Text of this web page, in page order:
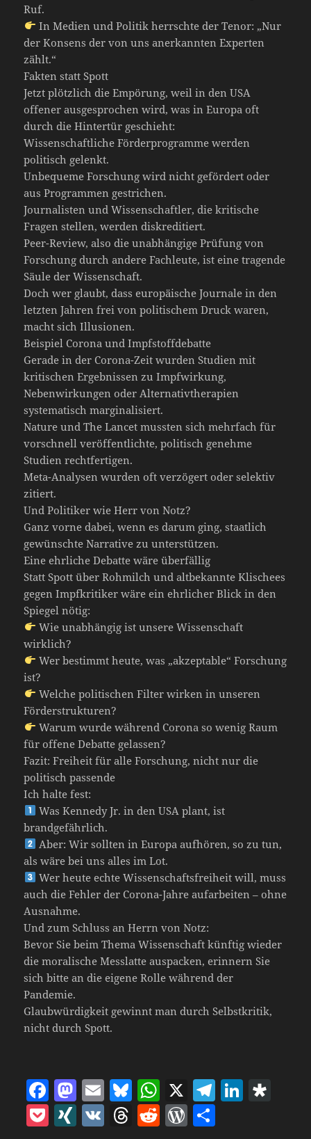
Ruf.
In Medien und Politik herrschte der Tenor: „Nur
der Konsens der von uns anerkannten Experten
zählt.“
Fakten statt Spott
Jetzt plötzlich die Empörung, weil in den USA
offener ausgesprochen wird, was in Europa oft
durch die Hintertür geschieht:
Wissenschaftliche Förderprogramme werden
politisch gelenkt.
Unbequeme Forschung wird nicht gefördert oder
aus Programmen gestrichen.
Journalisten und Wissenschaftler, die kritische
Fragen stellen, werden diskreditiert.
Peer-Review, also die unabhängige Prüfung von
Forschung durch andere Fachleute, ist eine tragende
Säule der Wissenschaft.
Doch wer glaubt, dass europäische Journale in den
letzten Jahren frei von politischem Druck waren,
macht sich Illusionen.
Beispiel Corona und Impfstoffdebatte
Gerade in der Corona-Zeit wurden Studien mit
kritischen Ergebnissen zu Impfwirkung,
Nebenwirkungen oder Alternativtherapien
systematisch marginalisiert.
Nature und The Lancet mussten sich mehrfach für
vorschnell veröffentlichte, politisch genehme
Studien rechtfertigen.
Meta-Analysen wurden oft verzögert oder selektiv
zitiert.
Und Politiker wie Herr von Notz?
Ganz vorne dabei, wenn es darum ging, staatlich
gewünschte Narrative zu unterstützen.
Eine ehrliche Debatte wäre überfällig
Statt Spott über Rohmilch und altbekannte Klischees
gegen Impfkritiker wäre ein ehrlicher Blick in den
Spiegel nötig:
Wie unabhängig ist unsere Wissenschaft
wirklich?
Wer bestimmt heute, was „akzeptable“ Forschung
ist?
Welche politischen Filter wirken in unseren
Förderstrukturen?
Warum wurde während Corona so wenig Raum
für offene Debatte gelassen?
Fazit: Freiheit für alle Forschung, nicht nur die
politisch passende
Ich halte fest:
Was Kennedy Jr. in den USA plant, ist
brandgefährlich.
Aber: Wir sollten in Europa aufhören, so zu tun,
als wäre bei uns alles im Lot.
Wer heute echte Wissenschaftsfreiheit will, muss
auch die Fehler der Corona-Jahre aufarbeiten – ohne
Ausnahme.
Und zum Schluss an Herrn von Notz:
Bevor Sie beim Thema Wissenschaft künftig wieder
die moralische Messlatte auspacken, erinnern Sie
sich bitte an die eigene Rolle während der
Pandemie.
Glaubwürdigkeit gewinnt man durch Selbstkritik,
nicht durch Spott.
F
a
M
as
E
m
Bl
u
W
h
X T Li
P X V T R W